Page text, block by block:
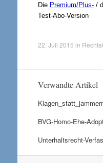
Die Premium/Plus-/
Test-Abo-Version
22. Juli 2015 in
Verwandte Artikel
BVG-Homo-Ehe-
Unterhaltsrecht-